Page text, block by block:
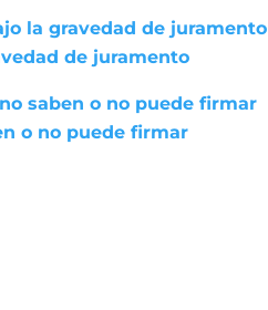
la gravedad de juramento
de juramento
saben o no puede firmar
o no puede firmar